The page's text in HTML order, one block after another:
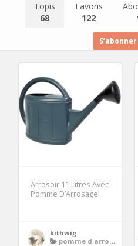
Topis
68
Favoris
122
S’abonner
Arrosoir 11 Litres Avec
Pomme D’Arrosage
kithwig
pomme d arrosoir